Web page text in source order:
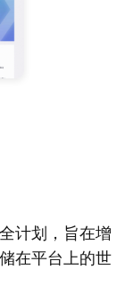
计划，旨在增
在平台上的世